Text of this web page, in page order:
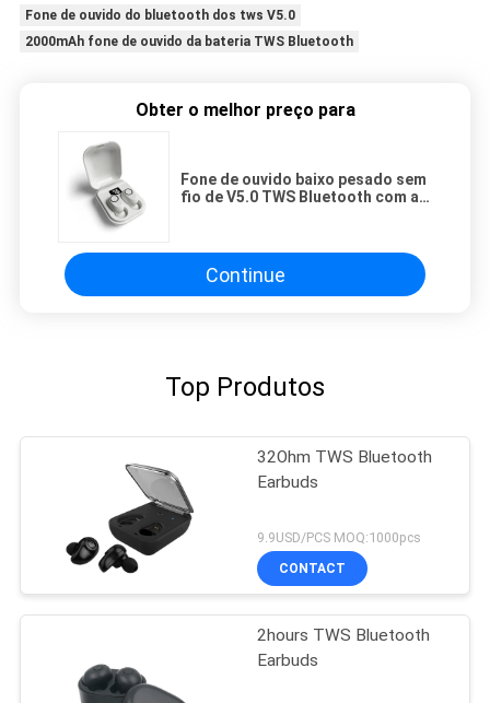
Fone de ouvido do bluetooth dos tws V5.0
2000mAh fone de ouvido da bateria TWS Bluetooth
Obter o melhor preço para
Fone de ouvido baixo pesado sem
fio de V5.0 TWS Bluetooth com a
Continue
Top Produtos
32Ohm TWS Bluetooth
Earbuds
9.9USD/PCS MOQ:1000pcs
CONTACT
2hours TWS Bluetooth
Earbuds